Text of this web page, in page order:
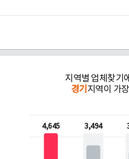
지역별 업체찾기
경기 지역이 가
4,645 3,494